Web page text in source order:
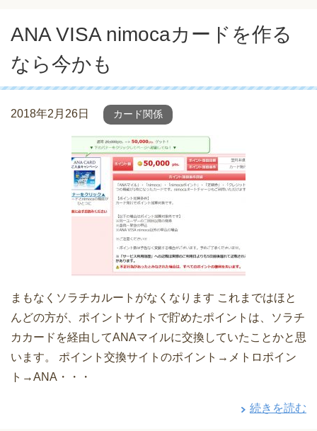
ANA VISA nimocaカードを作る
なら今かも
2018年2月26日 カード関係
まもなくソラチカルートがなくなります これまではほと
んどの方が、ポイントサイトで貯めたポイントは、ソラチ
カカードを経由してANAマイルに交換していたことかと思
います。 ポイント交換サイトのポイント→メトロポイン
ト→ANA・・・
続きを読む